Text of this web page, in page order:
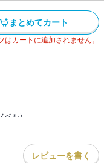
まとめてカート
カートに追加されません。
ル）
レビューを書く